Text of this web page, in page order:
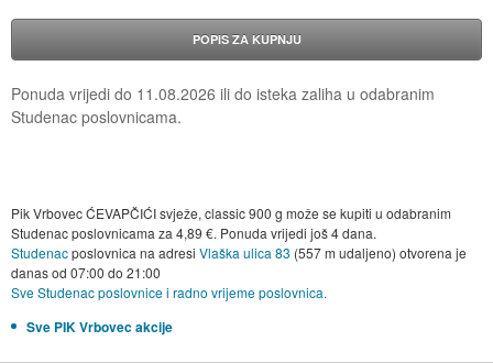
POPIS ZA KUPNJU
Ponuda vrijedi do 11.08.2026 ili do isteka zaliha u odabranim
Studenac poslovnicama.
Pik Vrbovec ĆEVAPČIĆI svježe, classic 900 g može se kupiti u odabranim
Studenac poslovnicama za 4,89 €. Ponuda vrijedi još 4 dana.
Studenacposlovnica na adresi Vlaška ulica 83 (557 m udaljeno) otvorena je
danas od 07:00 do 21:00
Sve Studenac poslovnice i radno vrijeme poslovnica.
Sve PIK Vrbovec akcije